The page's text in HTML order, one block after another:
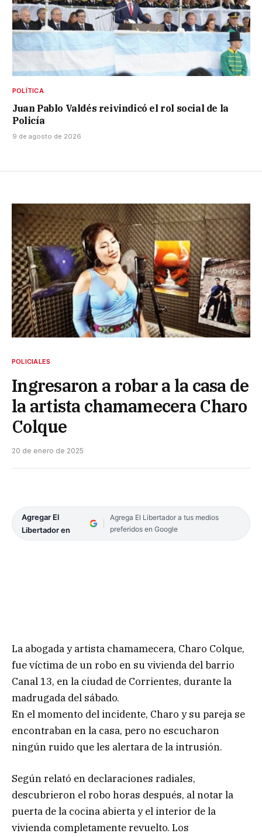
POLÍTICA
Juan Pablo Valdés reivindicó el rol social de la
Policía
9 de agosto de 2026
POLICIALES
Ingresaron a robar a la casa de
la artista chamamecera Charo
Colque
20 de enero de 2025
Agregar El
Libertador en
Agrega El Libertador a tus medios
preferidos en Google
La abogada y artista chamamecera, Charo Colque,
fue víctima de un robo en su vivienda del barrio
Canal 13, en la ciudad de Corrientes, durante la
madrugada del sábado.
En el momento del incidente, Charo y su pareja se
encontraban en la casa, pero no escucharon
ningún ruido que les alertara de la intrusión.
Según relató en declaraciones radiales,
descubrieron el robo horas después, al notar la
puerta de la cocina abierta y el interior de la
vivienda completamente revuelto. Los